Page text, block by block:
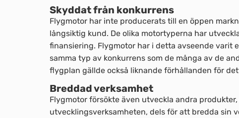
Skyddat från konkurrens
Flygmotor har inte producerats till en öppen
långsiktig kund. De olika motortyperna har
finansiering. Flygmotor har i detta avseende varit
samma typ av konkurrens som de många av de
flygplan gällde också liknande förhållanden för
Breddad verksamhet
Flygmotor försökte även utveckla andra
utvecklingsverksamheten, dels för att bredda sin